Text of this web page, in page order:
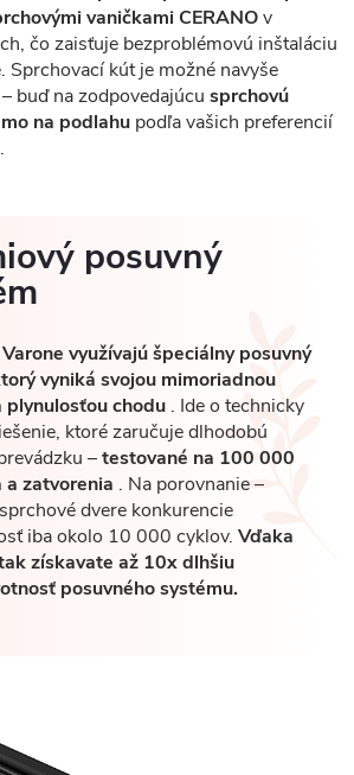
vaničkami CERANOv
čo zaisťuje bezproblémovú inštaláciu
Sprchovací kút je možné navyše
buď na zodpovedajúcu sprchovú
na podlahu podľa vašich preferencií
posuvný
využívajú špeciálny posuvný
vyniká svojou mimoriadnou
chodu . Ide o technicky
ktoré zaručuje dlhodobú
–testované na 100 000
zatvorenia . Na porovnanie –
dvere konkurencie
iba okolo 10 000 cyklov. Vďaka
získavate až 10x dlhšiu
posuvného systému.